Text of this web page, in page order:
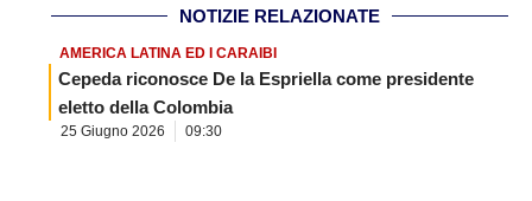
NOTIZIE RELAZIONATE
AMERICA LATINA ED I CARAIBI
Cepeda riconosce De la Espriella come presidente
eletto della Colombia
25 Giugno 2026 09:30